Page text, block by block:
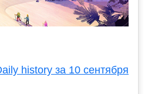
history за 10 сентября